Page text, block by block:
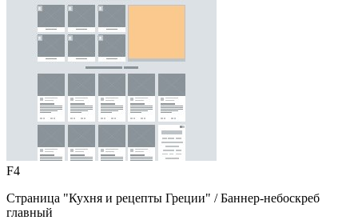
F4
Страница "Кухня и рецепты Греции" / Баннер-небоскреб
главный